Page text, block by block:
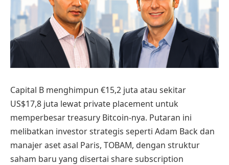
Capital B menghimpun €15,2 juta atau sekitar
US$17,8 juta lewat private placement untuk
memperbesar treasury Bitcoin-nya. Putaran ini
melibatkan investor strategis seperti Adam Back dan
manajer aset asal Paris, TOBAM, dengan struktur
saham baru yang disertai share subscription